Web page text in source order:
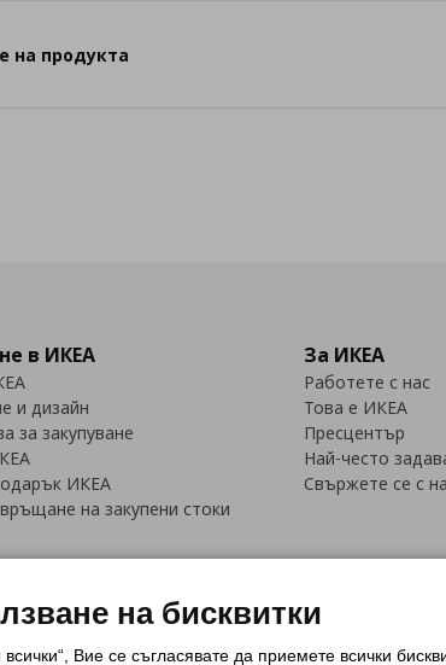
на продукта
в ИКЕА
и дизайн
за закупуване
ИКЕА
на закупени стоки
За ИКЕА
Работете с нас
Това е ИКЕА
Пресцентър
Най-често
Свържете се с
на бисквитки
Вие се съгласявате да приемете всички